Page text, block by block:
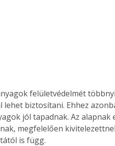
felületvédelmét
lehet biztosítani. Ehhez
jól tapadnak. Az
megfelelően
is függ.